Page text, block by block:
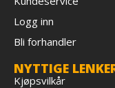
Logg inn
Bli forhandler
NYTTIGE
Kjøpsvilkår